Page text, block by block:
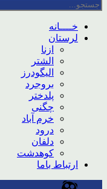
خــــانه
لرستان
ازنا
الشتر
الیگودرز
بروجرد
پلدختر
چگنی
خرم آباد
درود
دلفان
کوهدشت
ارتباط باما